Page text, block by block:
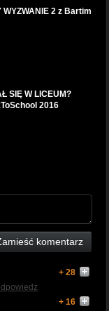
WYZWANIE 2 z Bartim
SIĘ W LICEUM?
2016
komentarz
+ 28
+ 16